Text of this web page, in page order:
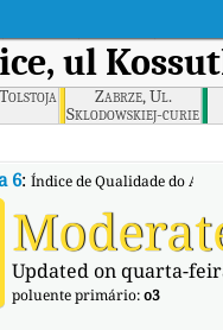
ul
Zabrze, Ul.
Sklodowskiej-curie
34
6: Índice de Qualidade do Ar
Updated on quarta-
poluente primário:o3